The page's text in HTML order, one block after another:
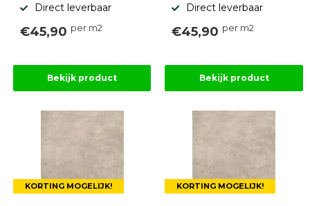
Direct leverbaar
€45,90 per m2
Bekijk product
Direct leverbaar
€45,90 per m2
Bekijk product
KORTING MOGELIJK! KORTING MOGELIJK!